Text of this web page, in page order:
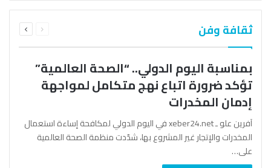
ثقافة وفن الصفحةالصفحة
بمناسبة اليوم الدولي.. “الصحة العالمية”
تؤكد ضرورة اتباع نهج متكامل لمواجهة
إدمان المخدرات
آفرين علو ـ xeber24.net في اليوم الدولي لمكافحة إساءة استعمال
المخدرات والإتجار غير المشروع بها، شدّدت منظمة الصحة العالمية
على…